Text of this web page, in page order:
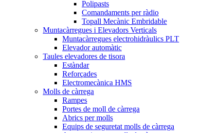
Polipasts
Comandaments per ràdio
Topall Mecànic Embridable
Muntacàrregues i Elevadors Verticals
Muntacàrregues electrohidràulics PLT
Elevador automàtic
Taules elevadores de tisora
Estàndar
Reforçades
Electromecànica HMS
Molls de càrrega
Rampes
Portes de moll de càrrega
Abrics per molls
Equips de seguretat molls de càrrega